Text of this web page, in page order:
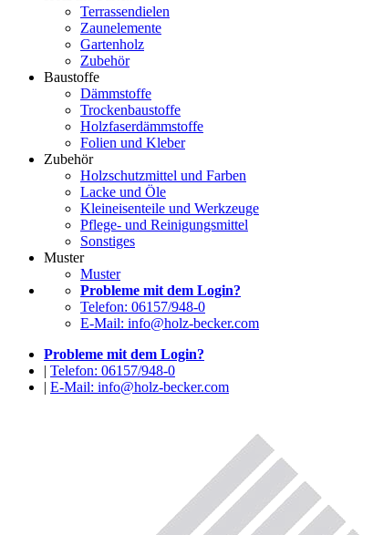
Terrassendielen
Zaunelemente
Gartenholz
Zubehör
Baustoffe
Dämmstoffe
Trockenbaustoffe
Holzfaserdämmstoffe
Folien und Kleber
Zubehör
Holzschutzmittel und Farben
Lacke und Öle
Kleineisenteile und Werkzeuge
Pflege- und Reinigungsmittel
Sonstiges
Muster
Muster
Probleme mit dem Login?
Telefon: 06157/948-0
E-Mail: info@holz-becker.com
Probleme mit dem Login?
| Telefon: 06157/948-0
| E-Mail: info@holz-becker.com